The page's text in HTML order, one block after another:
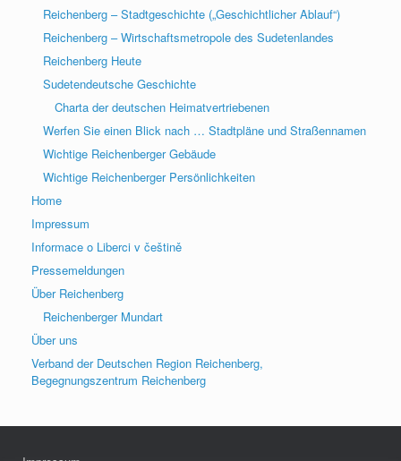
Reichenberg – Stadtgeschichte („Geschichtlicher Ablauf“)
Reichenberg – Wirtschaftsmetropole des Sudetenlandes
Reichenberg Heute
Sudetendeutsche Geschichte
Charta der deutschen Heimatvertriebenen
Werfen Sie einen Blick nach … Stadtpläne und Straßennamen
Wichtige Reichenberger Gebäude
Wichtige Reichenberger Persönlichkeiten
Home
Impressum
Informace o Liberci v češtině
Pressemeldungen
Über Reichenberg
Reichenberger Mundart
Über uns
Verband der Deutschen Region Reichenberg,
Begegnungszentrum Reichenberg